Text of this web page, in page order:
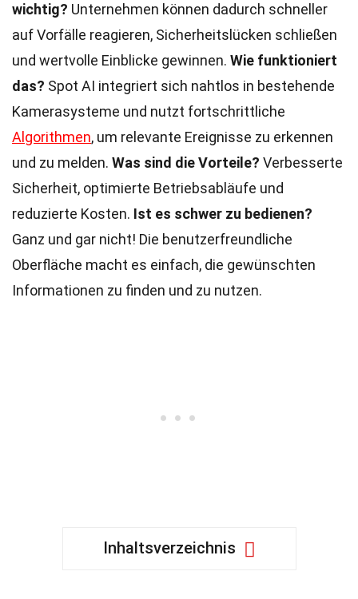
wichtig? Unternehmen können dadurch schneller
auf Vorfälle reagieren, Sicherheitslücken schließen
und wertvolle Einblicke gewinnen. Wie funktioniert
das? Spot AI integriert sich nahtlos in bestehende
Kamerasysteme und nutzt fortschrittliche
Algorithmen, um relevante Ereignisse zu erkennen
und zu melden. Was sind die Vorteile? Verbesserte
Sicherheit, optimierte Betriebsabläufe und
reduzierte Kosten. Ist es schwer zu bedienen?
Ganz und gar nicht! Die benutzerfreundliche
Oberfläche macht es einfach, die gewünschten
Informationen zu finden und zu nutzen.
Inhaltsverzeichnis